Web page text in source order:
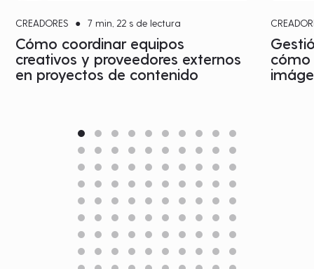
CREADORES ● 7 min, 22 s de lectura
Cómo coordinar equipos
creativos y proveedores externos
en proyectos de contenido
cómo